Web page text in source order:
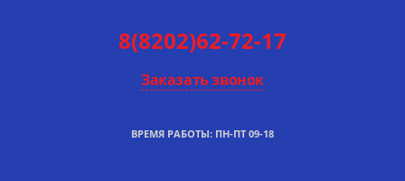
8(8202)62-72-17
Заказать звонок
ВРЕМЯ РАБОТЫ: ПН-ПТ 09-18